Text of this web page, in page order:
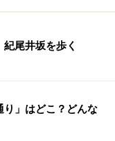
尾井坂を歩く
り」はどこ？どんな